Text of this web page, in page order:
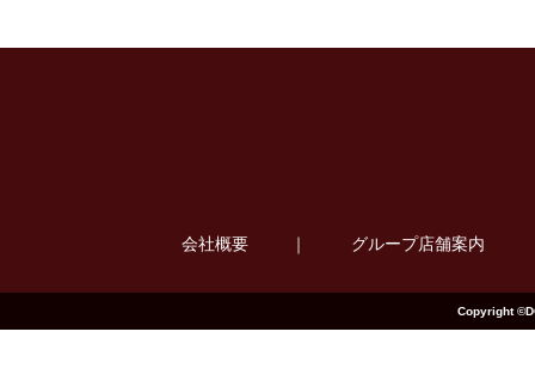
会社概要 ｜ グループ店舗案内
Copyright